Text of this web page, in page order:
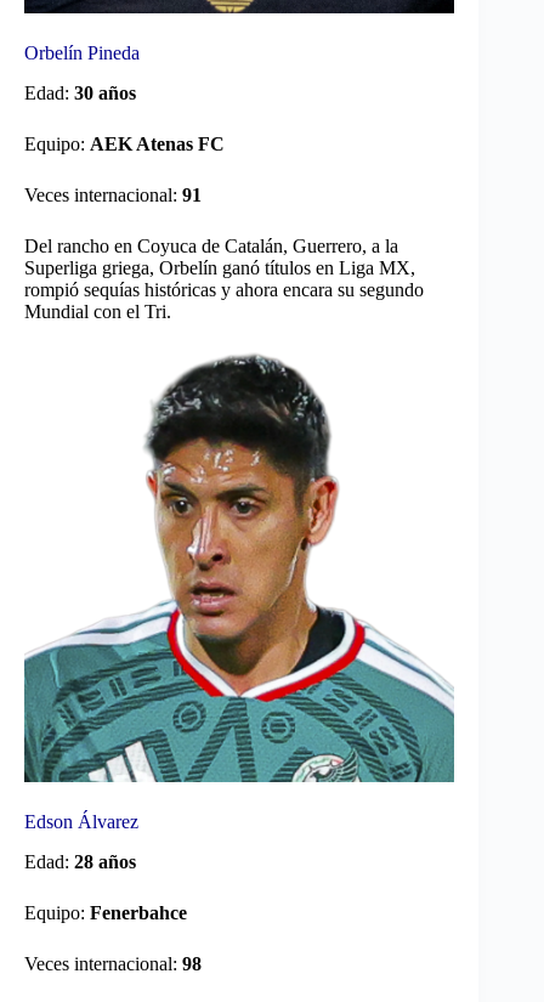
Orbelín Pineda
Edad: 30 años
Equipo: AEK Atenas FC
Veces internacional: 91
Del rancho en Coyuca de Catalán, Guerrero, a la
Superliga griega, Orbelín ganó títulos en Liga MX,
rompió sequías históricas y ahora encara su segundo
Mundial con el Tri.
Edson Álvarez
Edad: 28 años
Equipo: Fenerbahce
Veces internacional: 98